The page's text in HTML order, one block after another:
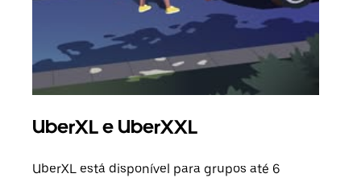
UberXL e UberXXL
UberXL está disponível para grupos até 6